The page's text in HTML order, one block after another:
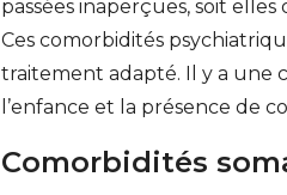
passées inaperçues, soit
Ces comorbidités
traitement adapté. Il y a une
l’enfance et la présence de
Comorbidités